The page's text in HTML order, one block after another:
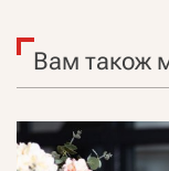
Вам також